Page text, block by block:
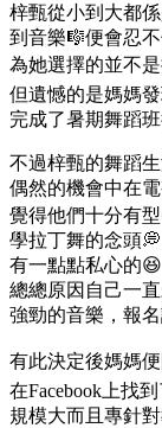
梓甄從小到大都
到音樂🎼便會忍
為她選擇的並不
但遺憾的是媽媽
完成了暑期舞蹈
不過梓甄的舞蹈
偶然的機會中在
覺得他們十分有
學拉丁舞的念頭
有一點點私心的
總總原因自己一
強勁的音樂，報名
有此決定後媽媽
在Facebook上找
規模大而且專針